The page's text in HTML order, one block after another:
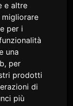
e altre
per i
una
, per
prodotti
di
più
a